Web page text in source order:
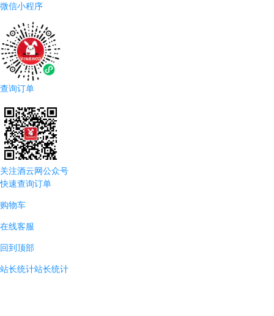
微信小程序
查询订单
关注酒云网公众号
快速查询订单
购物车
在线客服
回到顶部
站长统计站长统计